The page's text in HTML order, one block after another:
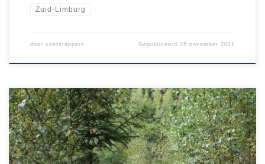
Zuid-Limburg
door voetstappers Gepubliceerd25 november 2021
Voor bierliefhebbers is Achouffe het dorp waar het beroemde
kabouterbier vandaan komt. Als je het kleine dorp binnenkomt zie
je direct dat alles in het teken staat van bier. Nabij de